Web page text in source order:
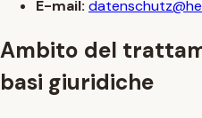
E-mail:
Ambito del
basi giuridiche